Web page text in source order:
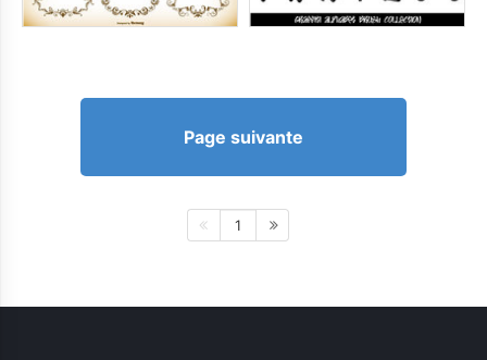
Page suivante
1